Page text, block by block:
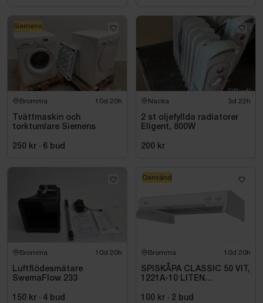
Bromma 10d 20h
Tvättmaskin och
torktumlare Siemens
250 kr · 6 bud
Siemens
Nacka 3d 22h
2 st oljefyllda radiatorer
Eligent, 800W
200 kr
Bromma 10d 20h
Luftflödesmätare
SwemaFlow 233
150 kr · 4 bud
Bromma 10d 20h
SPISKÅPA CLASSIC 50 VIT,
1221A-10 LITEN
100 kr · 2 bud
Oanvänd